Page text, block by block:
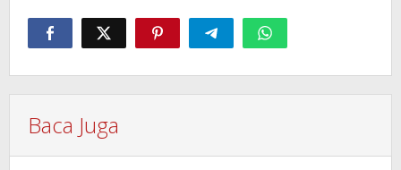
Baca Juga